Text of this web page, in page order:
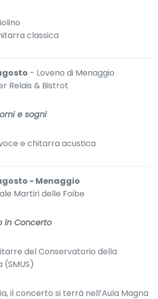
classica
- Loveno di Menaggio
Relais & Bistrot
e sogni
e chitarra acustica
- Menaggio
Martiri delle Foibe
in Concerto
del Conservatorio della
(SMUS)
il concerto si terrà nell’Aula Magna